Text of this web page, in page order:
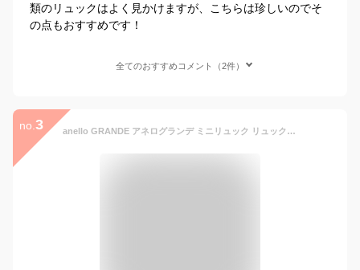
類のリュックはよく見かけますが、こちらは珍しいのでそ
の点もおすすめです！
全てのおすすめコメント（2件）
no. 3 anello GRANDE アネログランデ ミニリュック リュック レディース おしゃれ 大人 軽量 軽い 黒 小さめ 女子 大学生/ GTM0304 CRAFT クラフト ポリキャンバス /バッグ オシャレ かわいい 可愛い 大人女子 シンプル 背面ポケット 独立 背面 ナイロン アネロ ブランド/ r